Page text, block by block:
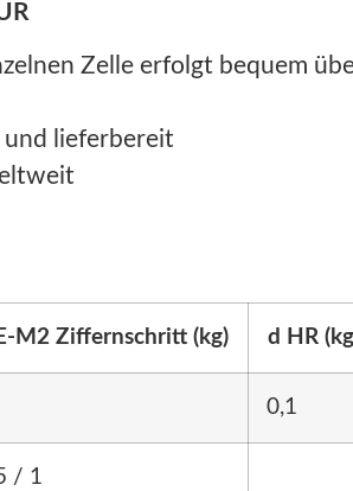
Zelle erfolgt bequem
und lieferbereit
M2 Ziffernschritt (kg) d HR
0,1
/ 1